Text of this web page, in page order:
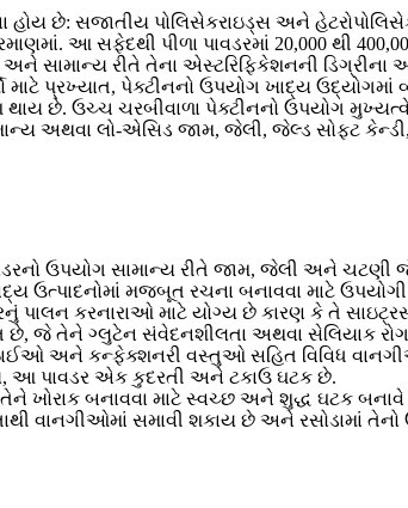
હોય છે: સજાતીય પોલિસેકરાઇડ્સ અને
આ સફેદથી પીળા પાવડરમાં 20,000 થી
અને સામાન્ય રીતે તેના એસ્ટરિફિકેશનની
પ્રખ્યાત, પેક્ટીનનો ઉપયોગ ખાદ્ય
છે. ઉચ્ચ ચરબીવાળા પેક્ટીનનો ઉપયોગ
અથવા લો-એસિડ જામ, જેલી, જેલ્ડ સોફ્ટ
ઉપયોગ સામાન્ય રીતે જામ, જેલી અને ચટણી
ઉત્પાદનોમાં મજબૂત રચના બનાવવા માટે
પાલન કરનારાઓ માટે યોગ્ય છે કારણ કે તે
છે, જે તેને ગ્લુટેન સંવેદનશીલતા અથવા સેલિયાક રોગ
અને કન્ફેક્શનરી વસ્તુઓ સહિત વિવિધ
આ પાવડર એક કુદરતી અને ટકાઉ ઘટક છે.
તેને ખોરાક બનાવવા માટે સ્વચ્છ અને શુદ્ધ ઘટક
વાનગીઓમાં સમાવી શકાય છે અને રસોડામાં